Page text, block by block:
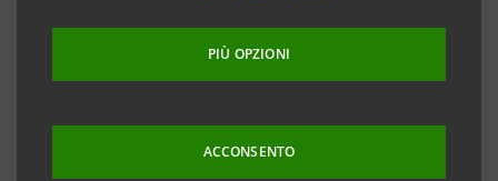
PIÙ OPZIONI
ACCONSENTO
Presidente del CNR dal 2011 al 2012 e dal 2022
Membro European Innovation Council - Commissione
Europea.